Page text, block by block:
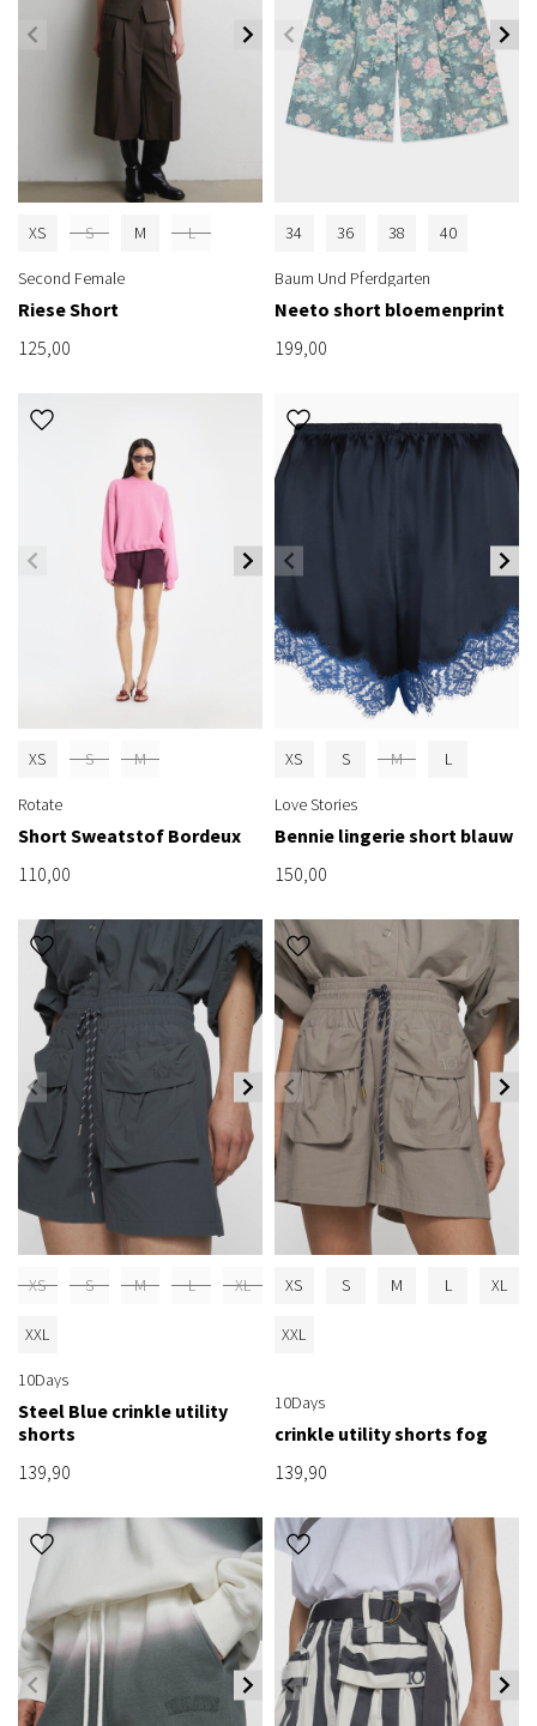
XS S M L
Second Female
Riese Short
125,00
34 36 38 40
Baum Und Pferdgarten
Neeto short bloemenprint
199,00
XS S M
Rotate
Short Sweatstof Bordeux
110,00
XS S M L
Love Stories
Bennie lingerie short blauw
150,00
XS S M L XL
XXL
10Days
Steel Blue crinkle utility
shorts
139,90
XS S M L XL
XXL
10Days
crinkle utility shorts fog
139,90